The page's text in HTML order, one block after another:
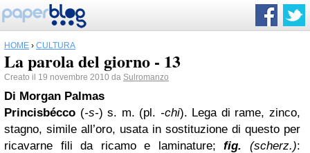
HOME › CULTURA
La parola del giorno - 13
Creato il 19 novembre 2010 da Sulromanzo
Di Morgan Palmas
Princisbécco (-s-) s. m. (pl. -chi). Lega di rame, zinco,
stagno, simile all’oro, usata in sostituzione di questo per
ricavarne fili da ricamo e laminature;fig. (scherz.):